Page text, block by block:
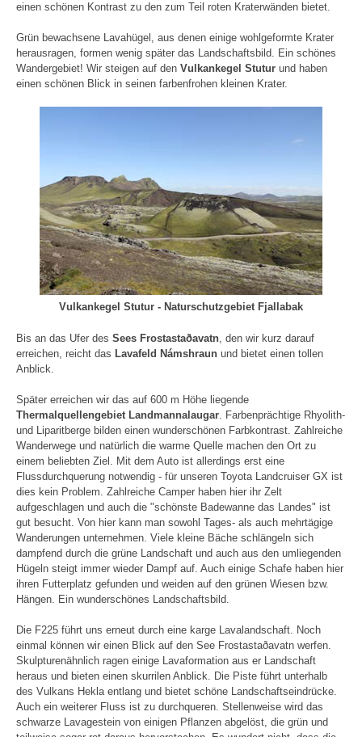
einen schönen Kontrast zu den zum Teil roten Kraterwänden bietet.
Grün bewachsene Lavahügel, aus denen einige wohlgeformte Krater
herausragen, formen wenig später das Landschaftsbild. Ein schönes
Wandergebiet! Wir steigen auf den Vulkankegel Stutur und haben
einen schönen Blick in seinen farbenfrohen kleinen Krater.
Vulkankegel Stutur - Naturschutzgebiet Fjallabak
Bis an das Ufer des Sees Frostastaðavatn , den wir kurz darauf
erreichen, reicht das Lavafeld Námshraun und bietet einen tollen
Anblick.
Später erreichen wir das auf 600 m Höhe liegende
Thermalquellengebiet Landmannalaugar . Farbenprächtige Rhyolith-
und Liparitberge bilden einen wunderschönen Farbkontrast. Zahlreiche
Wanderwege und natürlich die warme Quelle machen den Ort zu
einem beliebten Ziel. Mit dem Auto ist allerdings erst eine
Flussdurchquerung notwendig - für unseren Toyota Landcruiser GX ist
dies kein Problem. Zahlreiche Camper haben hier ihr Zelt
aufgeschlagen und auch die "schönste Badewanne das Landes" ist
gut besucht. Von hier kann man sowohl Tages- als auch mehrtägige
Wanderungen unternehmen. Viele kleine Bäche schlängeln sich
dampfend durch die grüne Landschaft und auch aus den umliegenden
Hügeln steigt immer wieder Dampf auf. Auch einige Schafe haben hier
ihren Futterplatz gefunden und weiden auf den grünen Wiesen bzw.
Hängen. Ein wunderschönes Landschaftsbild.
Die F225 führt uns erneut durch eine karge Lavalandschaft. Noch
einmal können wir einen Blick auf den See Frostastaðavatn werfen.
Skulpturenähnlich ragen einige Lavaformation aus er Landschaft
heraus und bieten einen skurrilen Anblick. Die Piste führt unterhalb
des Vulkans Hekla entlang und bietet schöne Landschaftseindrücke.
Auch ein weiterer Fluss ist zu durchqueren. Stellenweise wird das
schwarze Lavagestein von einigen Pflanzen abgelöst, die grün und